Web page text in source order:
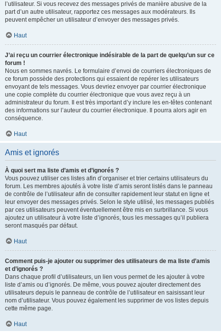
l’utilisateur. Si vous recevez des messages privés de manière abusive de la
part d’un autre utilisateur, rapportez ces messages aux modérateurs. Ils
peuvent empêcher un utilisateur d’envoyer des messages privés.
Haut
J’ai reçu un courrier électronique indésirable de la part de quelqu’un sur ce
forum !
Nous en sommes navrés. Le formulaire d’envoi de courriers électroniques de
ce forum possède des protections qui essaient de repérer les utilisateurs
envoyant de tels messages. Vous devriez envoyer par courrier électronique
une copie complète du courrier électronique que vous avez reçu à un
administrateur du forum. Il est très important d’y inclure les en-têtes contenant
des informations sur l’auteur du courrier électronique. Il pourra alors agir en
conséquence.
Haut
Amis et ignorés
À quoi sert ma liste d’amis et d’ignorés ?
Vous pouvez utiliser ces listes afin d’organiser et trier certains utilisateurs du
forum. Les membres ajoutés à votre liste d’amis seront listés dans le panneau
de contrôle de l’utilisateur afin de consulter rapidement leur statut en ligne et
leur envoyer des messages privés. Selon le style utilisé, les messages publiés
par ces utilisateurs peuvent éventuellement être mis en surbrillance. Si vous
ajoutez un utilisateur à votre liste d’ignorés, tous les messages qu’il publiera
seront masqués par défaut.
Haut
Comment puis-je ajouter ou supprimer des utilisateurs de ma liste d’amis
et d’ignorés ?
Dans chaque profil d’utilisateurs, un lien vous permet de les ajouter à votre
liste d’amis ou d’ignorés. De même, vous pouvez ajouter directement des
utilisateurs depuis le panneau de contrôle de l’utilisateur en saisissant leur
nom d’utilisateur. Vous pouvez également les supprimer de vos listes depuis
cette même page.
Haut